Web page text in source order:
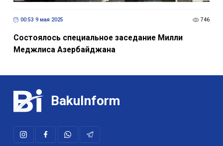
00:53 9 мая 2025 746
Состоялось специальное заседание Милли
Меджлиса Азербайджана
BakuInform